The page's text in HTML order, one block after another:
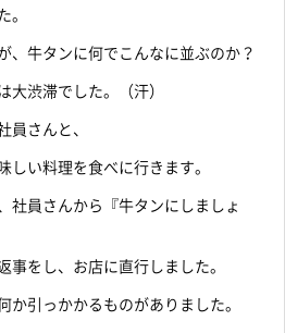
。
、牛タンに何でこんなに並ぶのか？
大渋滞でした。（汗）
員さんと、
しい料理を食べに行きます。
社員さんから『牛タンにしましょ
事をし、お店に直行しました。
か引っかかるものがありました。